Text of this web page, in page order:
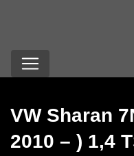
VW Sharan
2010 – ) 1,4